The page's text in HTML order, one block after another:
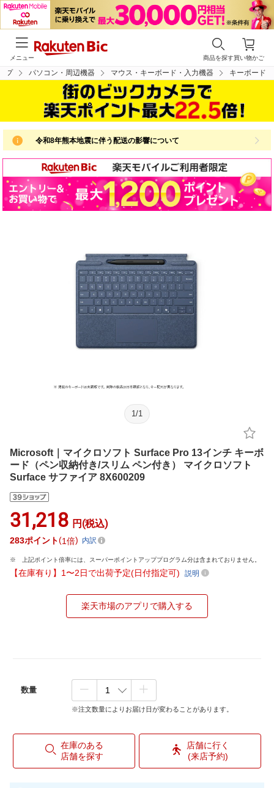
買い物かご
商品を探す
メニュー
プ パソコン・周辺機器 マウス・キーボード・入力機器 キーボード
令和8年熊本地震に伴う配送の影響について
1 /1
Microsoft｜マイクロソフト Surface Pro 13インチ キーボ
ード（ペン収納付き/スリム ペン付き） マイクロソフト
Surface サファイア 8X600209
31,218 円(税込)
283ポイント 1倍 内訳
上記ポイント倍率には、スーパーポイントアッププログラム分は含まれておりません。
【在庫有り】1〜2日で出荷予定(日付指定可) 説明
楽天市場のアプリで購入する
数量
※注文数量によりお届け日が変わることがあります。
在庫のある
店舗を探す
店舗に行く
(来店予約)